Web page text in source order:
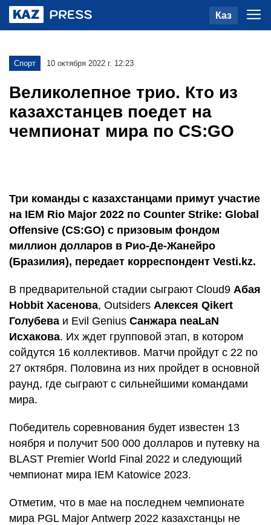
Каз
Спорт 10 октября 2022 г. 12:23
Великолепное трио. Кто из
казахстанцев поедет на
чемпионат мира по CS:GO
Три команды с казахстанцами примут участие
на IEM Rio Major 2022 по Counter Strike: Global
Offensive (CS:GO) с призовым фондом
миллион долларов в Рио-Де-Жанейро
(Бразилия), передает корреспондент Vesti.kz.
В предварительной стадии сыграют Cloud9 Абая
Hobbit Хасенова, Outsiders Алексея Qikert
Голубева и Evil Genius Санжара neaLaN
Исхакова. Их ждет групповой этап, в котором
сойдутся 16 коллективов. Матчи пройдут с 22 по
27 октября. Половина из них пройдет в основной
раунд, где сыграют с сильнейшими командами
мира.
Победитель соревнования будет известен 13
ноября и получит 500 000 долларов и путевку на
BLAST Premier World Final 2022 и следующий
чемпионат мира IEM Katowice 2023.
Отметим, что в мае на последнем чемпионате
мира PGL Major Antwerp 2022 казахстанцы не